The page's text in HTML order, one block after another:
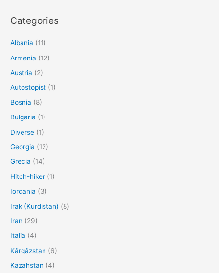
Categories
Albania (11)
Armenia (12)
Austria (2)
Autostopist (1)
Bosnia (8)
Bulgaria (1)
Diverse (1)
Georgia (12)
Grecia (14)
Hitch-hiker (1)
Iordania (3)
Irak (Kurdistan) (8)
Iran (29)
Italia (4)
Kârgâzstan (6)
Kazahstan (4)